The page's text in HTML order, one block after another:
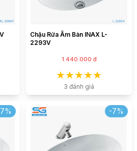
Chậu Rửa Âm Bàn INAX L-
2293V
1.440.000 đ
3 đánh giá
-7%